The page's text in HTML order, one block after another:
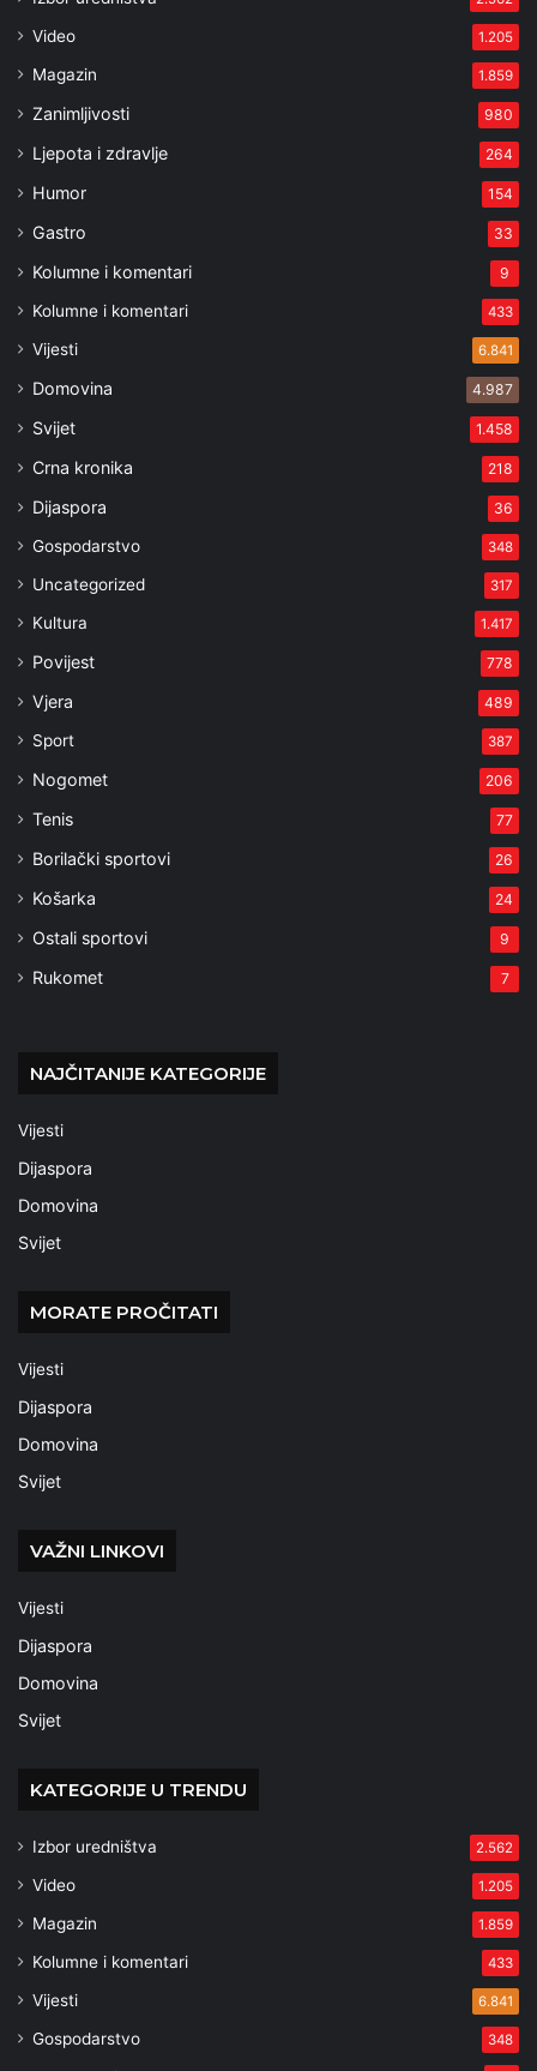
Video 1.205
Magazin 1.859
Zanimljivosti 980
Ljepota i zdravlje 264
Humor 154
Gastro 33
Kolumne i komentari 9
Kolumne i komentari 433
Vijesti 6.841
Domovina 4.987
Svijet 1.458
Crna kronika 218
Dijaspora 36
Gospodarstvo 348
Uncategorized 317
Kultura 1.417
Povijest 778
Vjera 489
Sport 387
Nogomet 206
Tenis 77
Borilački sportovi 26
Košarka 24
Ostali sportovi 9
Rukomet 7
NAJČITANIJE KATEGORIJE
Vijesti
Dijaspora
Domovina
Svijet
MORATE PROČITATI
Vijesti
Dijaspora
Domovina
Svijet
VAŽNI LINKOVI
Vijesti
Dijaspora
Domovina
Svijet
KATEGORIJE U TRENDU
Izbor uredništva 2.562
Video 1.205
Magazin 1.859
Kolumne i komentari 433
Vijesti 6.841
Gospodarstvo 348